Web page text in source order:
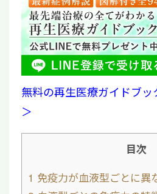
無料の再生医療ガイドブ
＞
目次
1 免疫力が血液型ごとに異